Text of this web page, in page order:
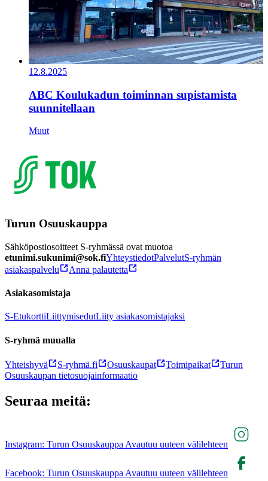
12.8.2025
ABC Koulukadun toiminnan supistamista
suunnitellaan
Muut
Turun Osuuskauppa
Sähköpostiosoitteet S-ryhmässä ovat muotoa
etunimi.sukunimi@sok.fiYhteystiedotPalvelutS-ryhmän
asiakaspalvelu
Anna palautetta
Asiakasomistaja
S-EtukorttiLiittymisedutLiity asiakasomistajaksi
S-ryhmä muualla
Yhteishyvä S-ryhmä.fi Osuuskaupat Toimipaikat
Turun
Osuuskaupan tietosuojainformaatio
Seuraa meitä:
Instagram: Turun Osuuskauppa Avautuu uuteen välilehteen
Facebook: Turun Osuuskauppa Avautuu uuteen välilehteen